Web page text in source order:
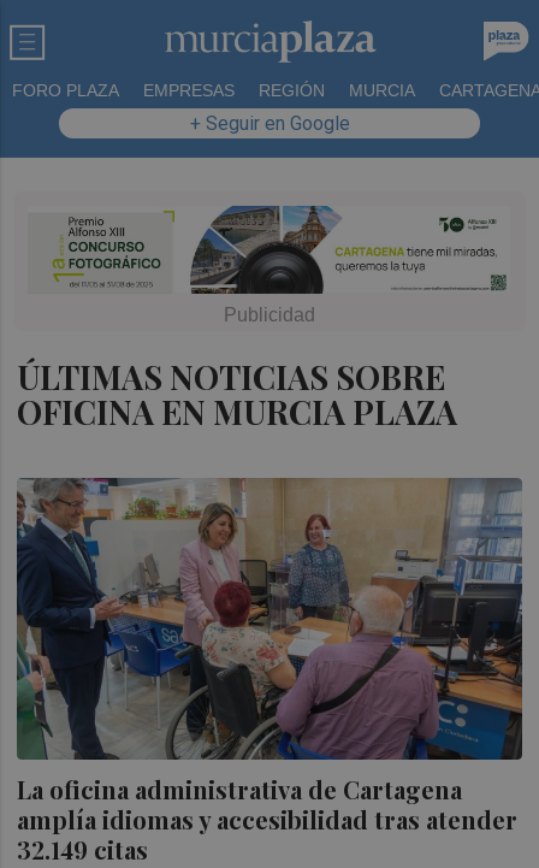
FORO PLAZA EMPRESAS REGIÓN MURCIA
+ Seguir en Google
ÚLTIMAS NOTICIAS SOBRE
OFICINA EN MURCIA PLAZA
La oficina administrativa de Cartagena
amplía idiomas y accesibilidad tras atender
32.149 citas